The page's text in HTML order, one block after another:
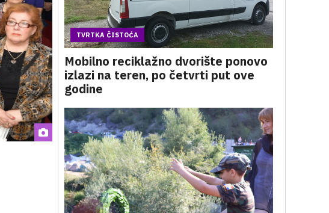
TVRTKA ČISTOĆA
Mobilno reciklažno dvorište ponovo
izlazi na teren, po četvrti put ove
godine